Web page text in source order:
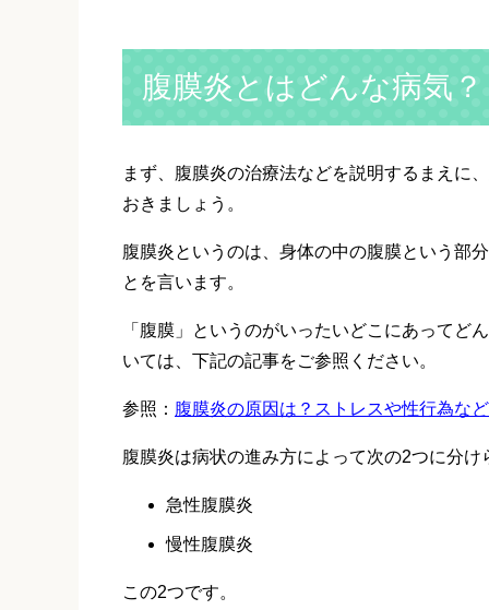
腹膜炎とはどんな病気？
まず、腹膜炎の治療法などを説明するまえに
おきましょう。
腹膜炎というのは、身体の中の腹膜という部
とを言います。
「腹膜」というのがいったいどこにあってど
いては、下記の記事をご参照ください。
参照： 腹膜炎の原因は？ストレスや性行為な
腹膜炎は病状の進み方によって次の2つに分け
急性腹膜炎
慢性腹膜炎
この2つです。